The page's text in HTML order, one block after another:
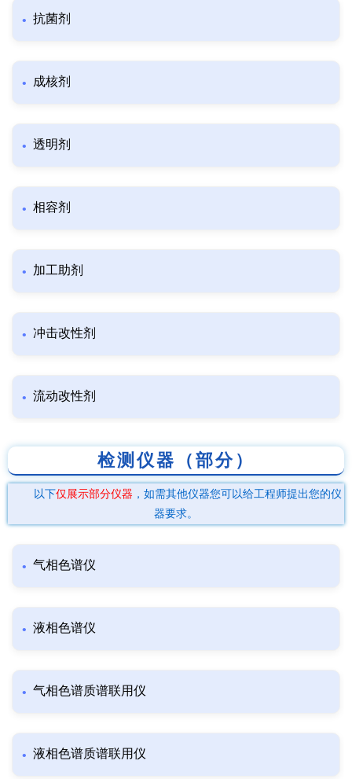
抗菌剂
成核剂
透明剂
相容剂
加工助剂
冲击改性剂
流动改性剂
检测仪器（部分）
以下仅展示部分仪器 ，如需其他仪器您可以给工程师提出您的仪
器要求。
气相色谱仪
液相色谱仪
气相色谱质谱联用仪
液相色谱质谱联用仪